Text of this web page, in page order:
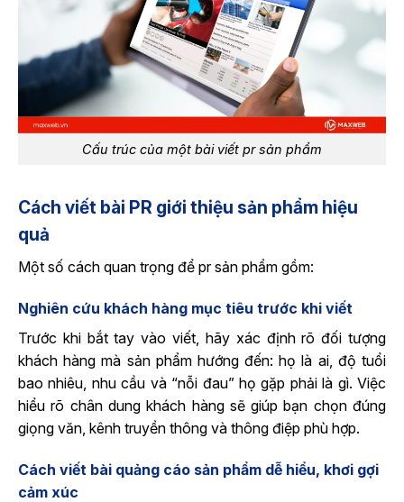
Cấu trúc của một bài viết pr sản phẩm
Cách viết bài PR giới thiệu sản phẩm hiệu
quả
Một số cách quan trọng để pr sản phẩm gồm:
Nghiên cứu khách hàng mục tiêu trước khi viết
Trước khi bắt tay vào viết, hãy xác định rõ đối tượng
khách hàng mà sản phẩm hướng đến: họ là ai, độ tuổi
bao nhiêu, nhu cầu và “nỗi đau” họ gặp phải là gì. Việc
hiểu rõ chân dung khách hàng sẽ giúp bạn chọn đúng
giọng văn, kênh truyền thông và thông điệp phù hợp.
Cách viết bài quảng cáo sản phẩm​ dễ hiểu, khơi gợi
cảm xúc